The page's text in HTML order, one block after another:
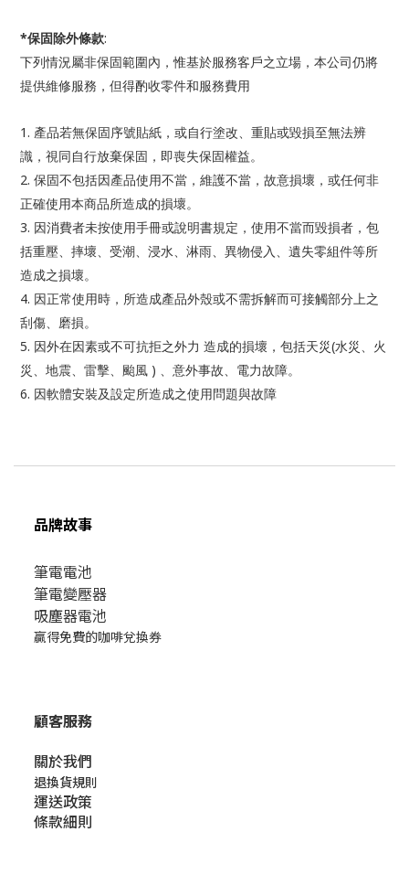
*保固除外條款:
下列情況屬非保固範圍 內，惟基於服務客戶之立場，本公司仍將
提供維修服務，但得酌收零件和服務費用
1. 產品若無保固序號貼紙，或自行塗改、重貼或毀損至無法辨
識，視同自行放棄保固，即喪失保固權益。
2. 保固不包括因 產品使用不當，維護不當，故意損壞，或任何非
正確使用本商品所造成的損壞。
3. 因消費者未按使用手冊或說明書規定，使用不當而毀損者，包
括重壓、摔壞、受潮、浸水、淋雨、異物侵入、遺失零組件等所
造成之損壞。
4. 因正常使用時，所造成產品外殼或不需拆解而可接觸部分上之
刮傷、磨損。
5. 因外在因素或不可抗拒之外力 造成的損壞，包括天災(水災、火
災、地震、雷擊、颱風 ) 、意外事故、電力故障。
6. 因軟體安裝及設定所造成之使用問題與故障
品牌故事
筆電電池
筆電變壓器
吸塵器電池
贏得免費的咖啡兌換券
顧客服務
關於我們​
退換貨規則
運送政策
條款細則